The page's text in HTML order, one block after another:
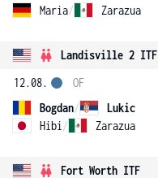
Maria/ Zarazua
Landisville 2 ITF
12.08.
Bogdan/
Lukic
Hibi / Zarazua
OF
Fort Worth ITF